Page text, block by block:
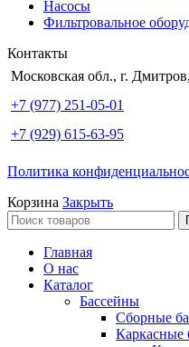
Насосы
Фильтровальное
Контакты
Московская обл., г.
+7 (977) 251-05-01
+7 (929) 615-63-95
Политика
Корзина Закрыть
Главная
О нас
Каталог
Бассейны
Сборные
Каркасные